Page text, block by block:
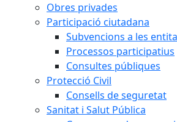
Obres privades
Participació ciutadana
Subvencions a les
Processos participatius
Consultes públiques
Protecció Civil
Consells de seguretat
Sanitat i Salut Pública